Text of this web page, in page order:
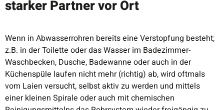
starker Partner vor Ort
Wenn in Abwasserrohren bereits eine Verstopfung besteht;
z.B. in der Toilette oder das Wasser im Badezimmer-
Waschbecken, Dusche, Badewanne oder auch in der
Küchenspüle laufen nicht mehr (richtig) ab, wird oftmals
vom Laien versucht, selbst aktiv zu werden und mittels
einer kleinen Spirale oder auch mit chemischen